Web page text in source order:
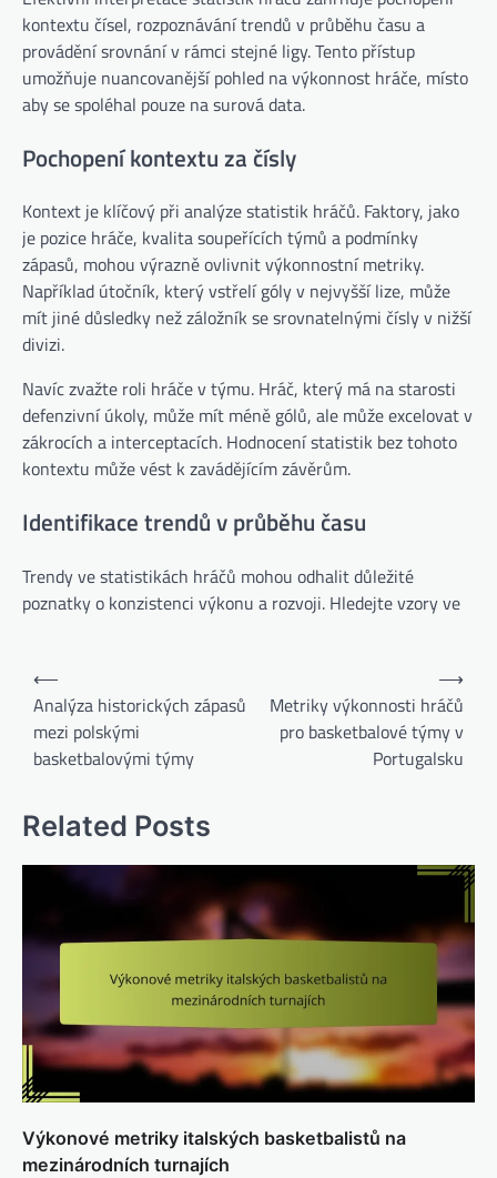
kontextu čísel, rozpoznávání trendů v průběhu času a
provádění srovnání v rámci stejné ligy. Tento přístup
umožňuje nuancovanější pohled na výkonnost hráče, místo
aby se spoléhal pouze na surová data.
Pochopení kontextu za čísly
Kontext je klíčový při analýze statistik hráčů. Faktory, jako
je pozice hráče, kvalita soupeřících týmů a podmínky
zápasů, mohou výrazně ovlivnit výkonnostní metriky.
Například útočník, který vstřelí góly v nejvyšší lize, může
mít jiné důsledky než záložník se srovnatelnými čísly v nižší
divizi.
Navíc zvažte roli hráče v týmu. Hráč, který má na starosti
defenzivní úkoly, může mít méně gólů, ale může excelovat v
zákrocích a interceptacích. Hodnocení statistik bez tohoto
kontextu může vést k zavádějícím závěrům.
Identifikace trendů v průběhu času
Trendy ve statistikách hráčů mohou odhalit důležité
poznatky o konzistenci výkonu a rozvoji. Hledejte vzory ve
Post
navigation
⟵
Analýza historických zápasů
mezi polskými
basketbalovými týmy
Metriky výkonnosti hráčů
pro basketbalové týmy v
Portugalsku
⟶
Related Posts
Výkonové metriky italských basketbalistů na
mezinárodních turnajích